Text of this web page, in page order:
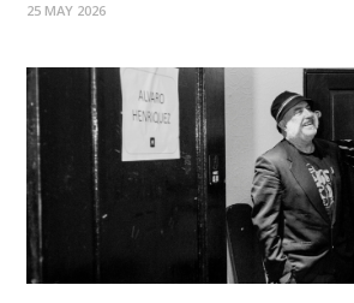
tenía sentido musical, sino
25 MAY 2026